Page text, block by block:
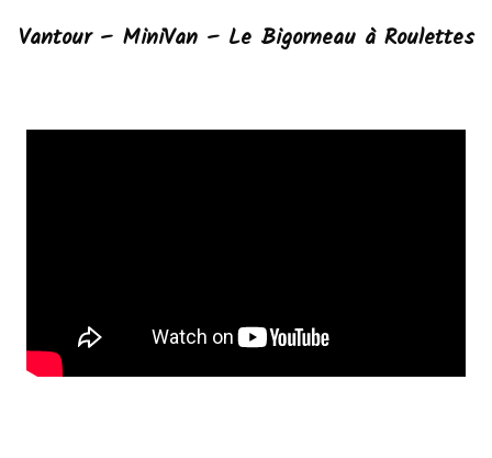
Vantour – MiniVan – Le Bigorneau à Roulettes